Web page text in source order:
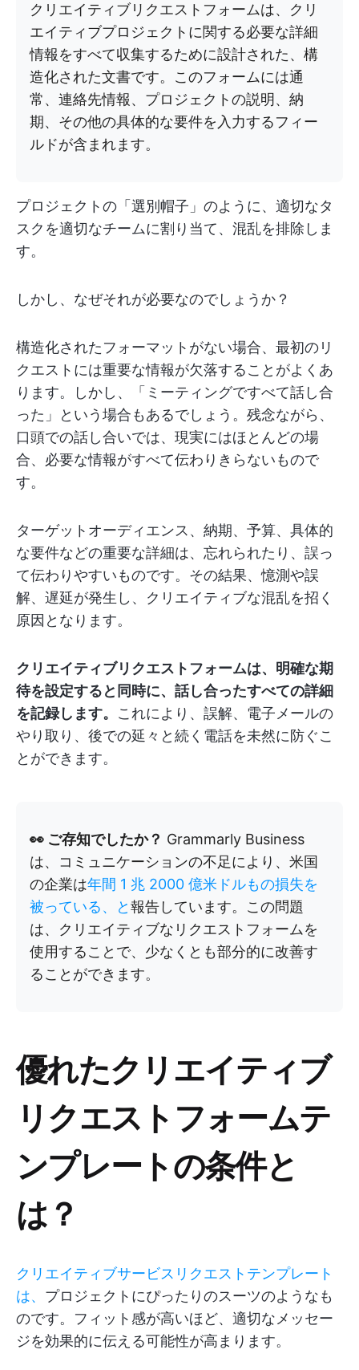
クリエイティブリクエストフォームは、クリ
エイティブプロジェクトに関する必要な詳細
情報をすべて収集するために設計された、構
造化された文書です。このフォームには通
常、連絡先情報、プロジェクトの説明、納
期、その他の具体的な要件を入力するフィー
ルドが含まれます。
プロジェクトの「選別帽子」のように、適切なタ
スクを適切なチームに割り当て、混乱を排除しま
す。
しかし、なぜそれが必要なのでしょうか？
構造化されたフォーマットがない場合、最初のリ
クエストには重要な情報が欠落することがよくあ
ります。しかし、「ミーティングですべて話し合
った」という場合もあるでしょう。残念ながら、
口頭での話し合いでは、現実にはほとんどの場
合、必要な情報がすべて伝わりきらないもので
す。
ターゲットオーディエンス、納期、予算、具体的
な要件などの重要な詳細は、忘れられたり、誤っ
て伝わりやすいものです。その結果、憶測や誤
解、遅延が発生し、クリエイティブな混乱を招く
原因となります。
クリエイティブリクエストフォームは、明確な期
待を設定すると同時に、話し合ったすべての詳細
を記録します。 これにより、誤解、電子メールの
やり取り、後での延々と続く電話を未然に防ぐこ
とができます。
👀 ご存知でしたか？ Grammarly Business
は、コミュニケーションの不足により、米国
の企業は年間 1 兆 2000 億米ドルもの損失を
被っている、と報告しています。この問題
は、クリエイティブなリクエストフォームを
使用することで、少なくとも部分的に改善す
ることができます。
優れたクリエイティブ
リクエストフォームテ
ンプレートの条件と
は？
クリエイティブサービスリクエストテンプレート
は、 プロジェクトにぴったりのスーツのようなも
のです。フィット感が高いほど、適切なメッセー
ジを効果的に伝える可能性が高まります。